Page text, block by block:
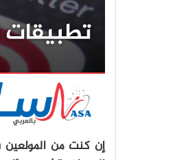
إن كنت من المولعين